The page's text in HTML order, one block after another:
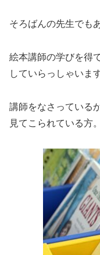
そろばんの先生でも
絵本講師の学びを得
していらっしゃいます
講師をなさっている
見てこられている方。